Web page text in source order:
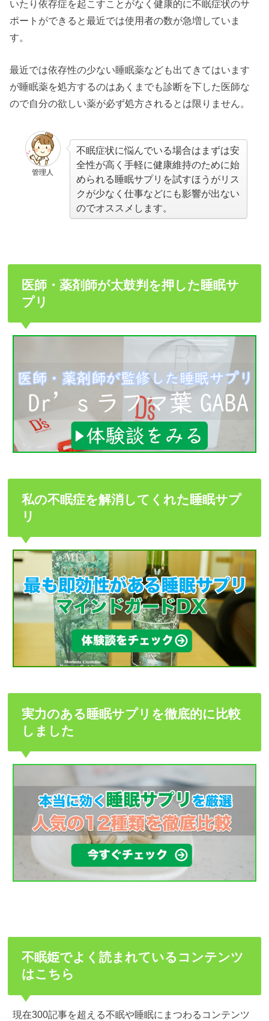
いたり依存症を起こすことがなく健康的に不眠症状のサ
ポートができると最近では使用者の数が急増していま
す。
最近では依存性の少ない睡眠薬なども出てきてはいます
が睡眠薬を処方するのはあくまでも診断を下した医師な
ので自分の欲しい薬が必ず処方されるとは限りません。
管理人
不眠症状に悩んでいる場合はまずは安
全性が高く手軽に健康維持のために始
められる睡眠サプリを試すほうがリス
クが少なく仕事などにも影響が出ない
のでオススメします。
医師・薬剤師が太鼓判を押した睡眠サ
プリ
私の不眠症を解消してくれた睡眠サプ
リ
実力のある睡眠サプリを徹底的に比較
しました
不眠姫でよく読まれているコンテンツ
はこちら
現在300記事を超える不眠や睡眠にまつわるコンテンツ